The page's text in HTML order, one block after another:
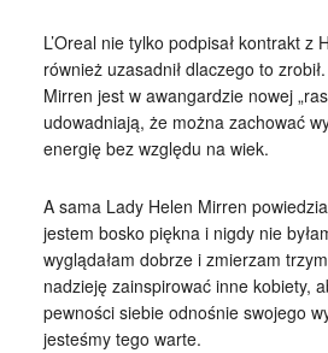
L’Oreal nie tylko podpisał kontrakt z
również uzasadnił dlaczego to
Mirren jest w awangardzie nowej
udowadniają, że można zachować
energię bez względu na wiek.
A sama Lady Helen Mirren
jestem bosko piękna i nigdy nie
wyglądałam dobrze i zmierzam
nadzieję zainspirować inne kobiety,
pewności siebie odnośnie swojego
jesteśmy tego warte.